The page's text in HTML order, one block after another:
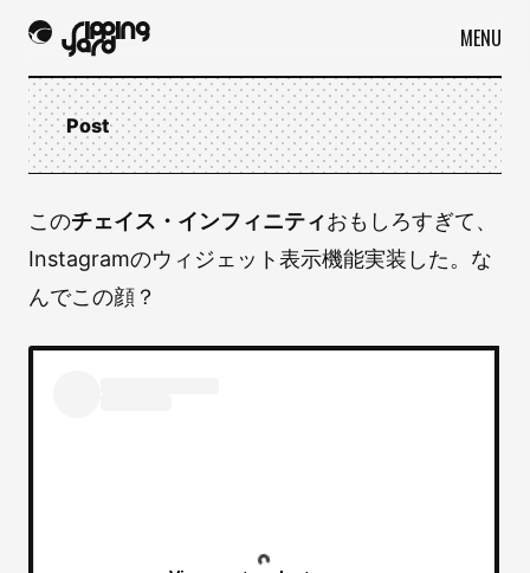
MENU
Post
このチェイス・インフィニティおもしろすぎて、
Instagramのウィジェット表示機能実装した。な
んでこの顔？